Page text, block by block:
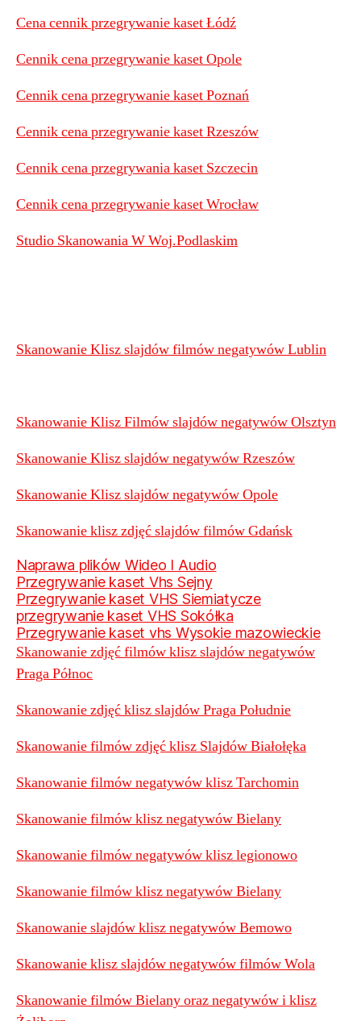
Cena cennik przegrywanie kaset Łódź
Cennik cena przegrywanie kaset Opole
Cennik cena przegrywanie kaset Poznań
Cennik cena przegrywanie kaset Rzeszów
Cennik cena przegrywania kaset Szczecin
Cennik cena przegrywanie kaset Wrocław
Studio Skanowania W Woj.Podlaskim
Skanowanie Klisz slajdów filmów negatywów Lublin
Skanowanie Klisz Filmów slajdów negatywów Olsztyn
Skanowanie Klisz slajdów negatywów Rzeszów
Skanowanie Klisz slajdów negatywów Opole
Skanowanie klisz zdjęć slajdów filmów Gdańsk
Naprawa plików Wideo I Audio
Przegrywanie kaset Vhs Sejny
Przegrywanie kaset VHS Siemiatycze
przegrywanie kaset VHS Sokółka
Przegrywanie kaset vhs Wysokie mazowieckie
Skanowanie zdjęć filmów klisz slajdów negatywów
Praga Północ
Skanowanie zdjęć klisz slajdów Praga Południe
Skanowanie filmów zdjęć klisz Slajdów Białołęka
Skanowanie filmów negatywów klisz Tarchomin
Skanowanie filmów klisz negatywów Bielany
Skanowanie filmów negatywów klisz legionowo
Skanowanie filmów klisz negatywów Bielany
Skanowanie slajdów klisz negatywów Bemowo
Skanowanie klisz slajdów negatywów filmów Wola
Skanowanie filmów Bielany oraz negatywów i klisz